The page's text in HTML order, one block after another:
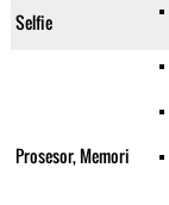
Selfie
Prosesor, Memori